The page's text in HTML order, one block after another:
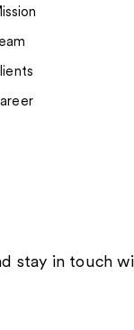
News
stay in touch